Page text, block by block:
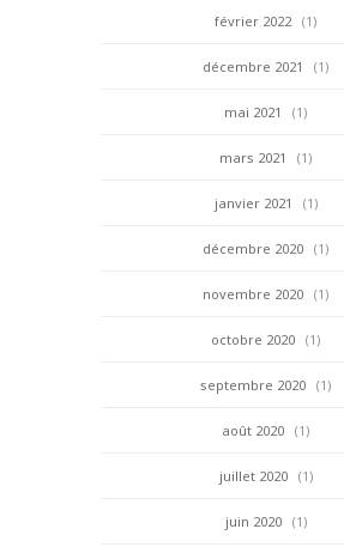
février 2022 (1)
décembre 2021 (1)
mai 2021 (1)
mars 2021 (1)
janvier 2021 (1)
décembre 2020 (1)
novembre 2020 (1)
octobre 2020 (1)
septembre 2020 (1)
août 2020 (1)
juillet 2020 (1)
juin 2020 (1)